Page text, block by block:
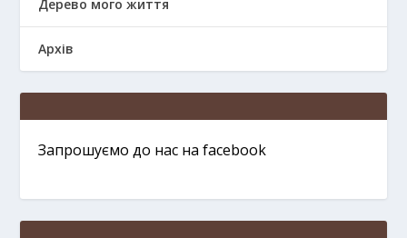
Дерево мого життя
Архів
Запрошуємо до нас на facebook